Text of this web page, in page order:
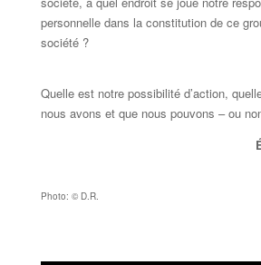
personnelle dans la constitution de ce
société ?
Quelle est notre possibilité d’action,
nous avons et que nous pouvons – ou
Photo: © D.R.